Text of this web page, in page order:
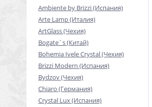
Ambiente by Brizzi (Испания)
Arte Lamp (Италия)
ArtGlass (Чехия)
Bogate`s (Китай)
Bohemia Ivele Crystal (Чехия)
Brizzi Modern (Испания)
Bydzov (Чехия)
Chiaro (Германия)
Crystal Lux (Испания)